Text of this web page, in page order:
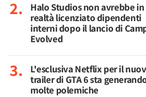
Halo Studios non avrebbe in
realtà licenziato dipendenti
interni dopo il lancio di
Evolved
L'esclusiva Netflix per il
trailer di GTA 6 sta
molte polemiche